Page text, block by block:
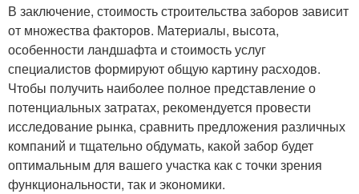
В заключение, стоимость строительства заборов зависит
от множества факторов. Материалы, высота,
особенности ландшафта и стоимость услуг
специалистов формируют общую картину расходов.
Чтобы получить наиболее полное представление о
потенциальных затратах, рекомендуется провести
исследование рынка, сравнить предложения различных
компаний и тщательно обдумать, какой забор будет
оптимальным для вашего участка как с точки зрения
функциональности, так и экономики.